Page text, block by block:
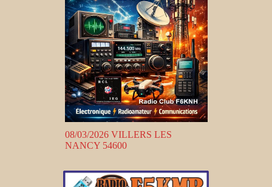
08/03/2026 VILLERS LES
NANCY 54600